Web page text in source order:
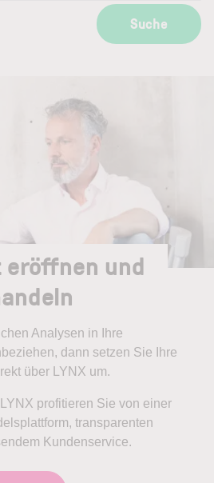
Suche
und
Analysen in Ihre
dann setzen Sie Ihre
über LYNX um.
profitieren Sie von einer
transparenten
Kundenservice.